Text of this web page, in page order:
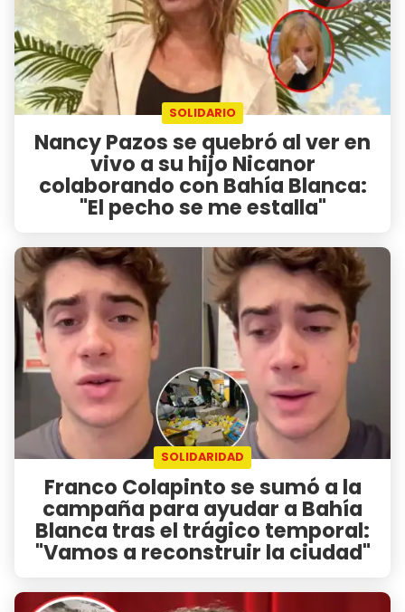
SOLIDARIO
Nancy Pazos se quebró al ver en
vivo a su hijo Nicanor
colaborando con Bahía Blanca:
"El pecho se me estalla"
SOLIDARIDAD
Franco Colapinto se sumó a la
campaña para ayudar a Bahía
Blanca tras el trágico temporal:
"Vamos a reconstruir la ciudad"